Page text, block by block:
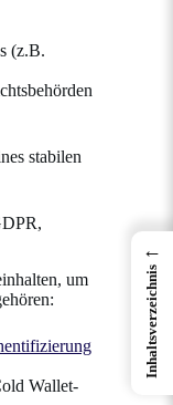
(z.B.
stabilen
um
Wallet-
←
Inhaltsverzeichnis